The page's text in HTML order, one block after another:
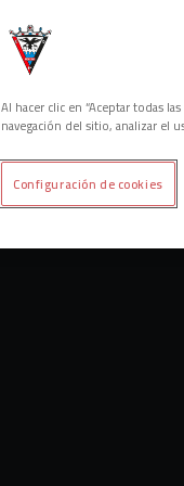
Al hacer clic en “Aceptar todas
navegación del sitio, analizar el
Configuración de cookies